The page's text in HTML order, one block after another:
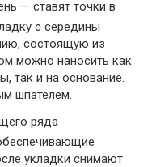
— ставят точки в
с середины
состоящую из
можно наносить как
так и на основание.
шпателем.
ряда
укладки снимают